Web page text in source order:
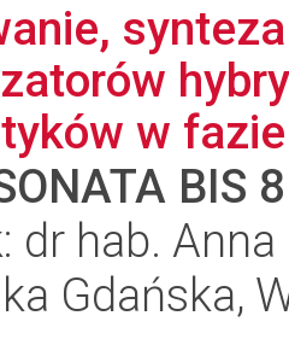
w
BIS 8
dr hab.
Gdańska,